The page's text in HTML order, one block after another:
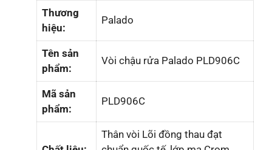
Thương
hiệu:
Palado
Tên sản
phẩm:
Vòi chậu rửa Palado PLD906C
Mã sản
phẩm:
PLD906C
Thân vòi Lõi đồng thau đạt